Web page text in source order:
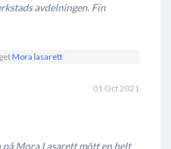
avdelningen. Fin
Mora lasarett
01 Oct 2021
Mora Lasarett mött en helt